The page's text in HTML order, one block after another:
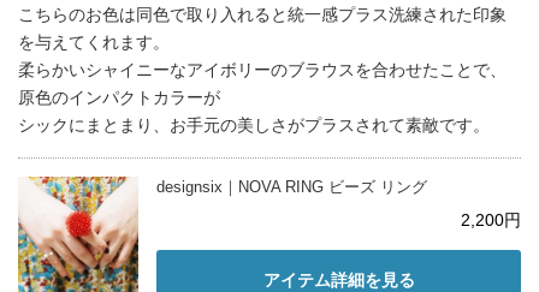
こちらのお色は同色で取り入れると統一感プラス洗練された印象
を与えてくれます。
柔らかいシャイニーなアイボリーのブラウスを合わせたことで、
原色のインパクトカラーが
シックにまとまり、お手元の美しさがプラスされて素敵です。
designsix｜NOVA RING ビーズ リング
2,200円
アイテム詳細を見る